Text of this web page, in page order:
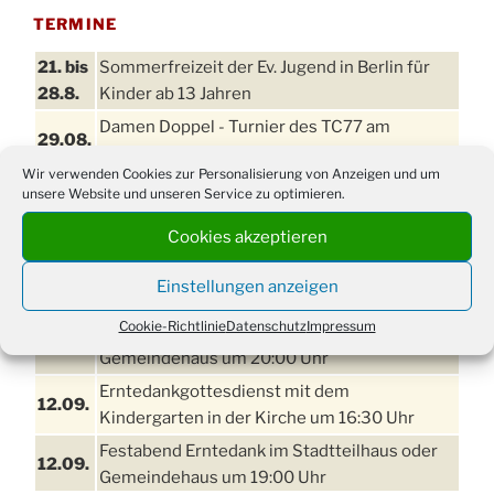
Wir verwenden Cookies zur Personalisierung von Anzeigen und um
unsere Website und unseren Service zu optimieren.
Cookies akzeptieren
Einstellungen anzeigen
Cookie-RichtlinieDatenschutzImpressum
TERMINE
21. bis
28.8.
Sommerfreizeit der Ev. Jugend in Berlin für
Kinder ab 13 Jahren
29.08.
Damen Doppel - Turnier des TC77 am
03.09.
Einschulungsgottesdienst in der Kirche um
09:00 Uhr
Erntefest in Drabenderhöhe
Disco für Jung und Junggebliebene
(Ernteverein) im Stadtteilhaus oder
Gemeindehaus um 20:00 Uhr
12.09.
Erntedankgottesdienst mit dem
Kindergarten in der Kirche um 16:30 Uhr
12.09.
Festabend Erntedank im Stadtteilhaus oder
Gemeindehaus um 19:00 Uhr